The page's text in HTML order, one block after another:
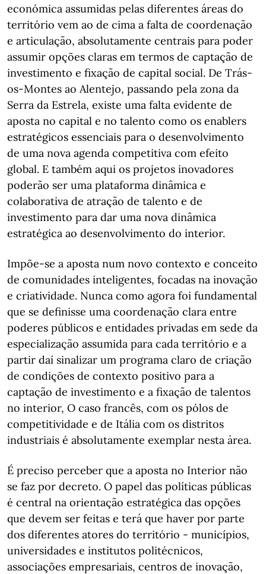
económica assumidas pelas diferentes áreas do
território vem ao de cima a falta de coordenação
e articulação, absolutamente centrais para poder
assumir opções claras em termos de captação de
investimento e fixação de capital social. De Trás-
os-Montes ao Alentejo, passando pela zona da
Serra da Estrela, existe uma falta evidente de
aposta no capital e no talento como os enablers
estratégicos essenciais para o desenvolvimento
de uma nova agenda competitiva com efeito
global. E também aqui os projetos inovadores
poderão ser uma plataforma dinâmica e
colaborativa de atração de talento e de
investimento para dar uma nova dinâmica
estratégica ao desenvolvimento do interior.
Impõe-se a aposta num novo contexto e conceito
de comunidades inteligentes, focadas na inovação
e criatividade. Nunca como agora foi fundamental
que se definisse uma coordenação clara entre
poderes públicos e entidades privadas em sede da
especialização assumida para cada território e a
partir daí sinalizar um programa claro de criação
de condições de contexto positivo para a
captação de investimento e a fixação de talentos
no interior, O caso francês, com os pólos de
competitividade e de Itália com os distritos
industriais é absolutamente exemplar nesta área.
É preciso perceber que a aposta no Interior não
se faz por decreto. O papel das políticas públicas
é central na orientação estratégica das opções
que devem ser feitas e terá que haver por parte
dos diferentes atores do território - municípios,
universidades e institutos politécnicos,
associações empresariais, centros de inovação,